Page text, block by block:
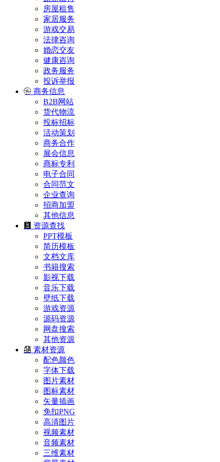
房屋租售
家居服务
游戏交易
法律咨询
婚恋交友
健康咨询
政务服务
投诉举报
商务信息
B2B网站
货代物流
投标招标
活动策划
商务合作
展会信息
商标专利
电子合同
合同范文
企业查询
招商加盟
其他信息
资源查找
PPT模板
简历模板
文档文库
书籍搜索
影视下载
音乐下载
壁纸下载
游戏资源
源码资源
网盘搜索
其他资源
素材资源
配色颜色
字体下载
图片素材
图标素材
矢量插画
免扣PNG
高清图片
视频素材
音频素材
三维素材